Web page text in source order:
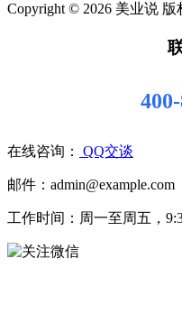
Copyright © 2026 美业说 版
在线咨询： QQ交谈
邮件：admin@example.com
工作时间：周一至周五，